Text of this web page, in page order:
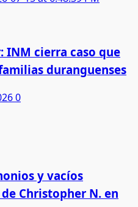
INM cierra caso que
duranguenses
0
y vacíos
Christopher N. en